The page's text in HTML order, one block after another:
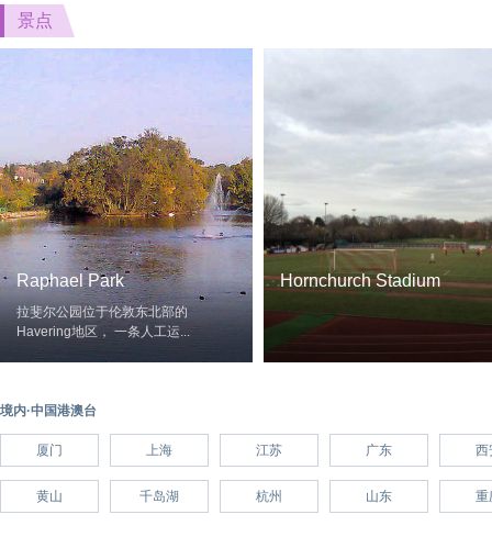
景点
Raphael Park
拉斐尔公园位于伦敦东北部的
Havering地区， 一条人工运...
Hornchurch Stadium
境内·中国港澳台
厦门 上海 江苏 广东 西
黄山 千岛湖 杭州 山东 重